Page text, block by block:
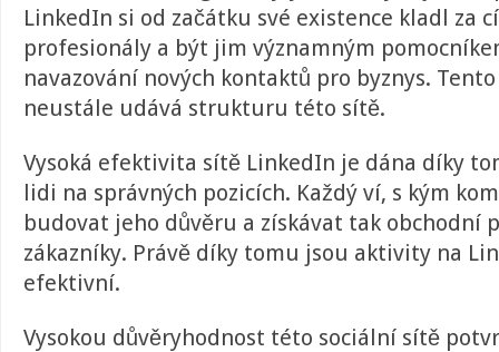
LinkedIn si od začátku své existence kladl za
profesionály a být jim významným
navazování nových kontaktů pro byznys.
neustále udává strukturu této sítě.
Vysoká efektivita sítě LinkedIn je dána díky
lidi na správných pozicích. Každý ví, s kým
budovat jeho důvěru a získávat tak obchodní
zákazníky. Právě díky tomu jsou aktivity na
efektivní.
Vysokou důvěryhodnost této sociální sítě